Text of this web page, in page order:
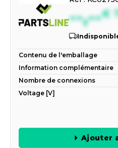
--,--€
Contenu de l'emballage
Information complémentaire
Nombre de connexions
Voltage [V]
Ajouter